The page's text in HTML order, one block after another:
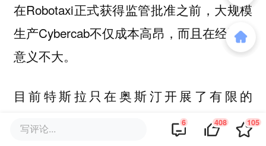
在Robotaxi正式获得监管批准之前，大规模
生产Cybercab不仅成本高昂，而且在经济上
意义不大。
目前特斯拉只在奥斯汀开展了有限的
robotaxi试点项目，使用的是配备FSD的
写评论... 6 408 105